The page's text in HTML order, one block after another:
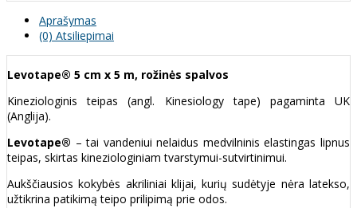
Aprašymas
(0) Atsiliepimai
Levotape® 5 cm x 5 m, rožinės spalvos
Kineziologinis teipas (angl. Kinesiology tape) pagaminta UK
(Anglija).
Levotape® – tai vandeniui nelaidus medvilninis elastingas lipnus
teipas, skirtas kineziologiniam tvarstymui-sutvirtinimui.
Aukščiausios kokybės akriliniai klijai, kurių sudėtyje nėra latekso,
užtikrina patikimą teipo prilipimą prie odos.